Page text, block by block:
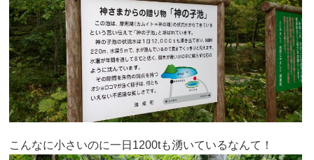
こんなに小さいのに一日1200tも湧いているなんて！